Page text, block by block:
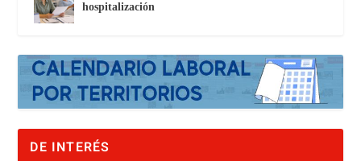
hospitalización
DE INTERÉS